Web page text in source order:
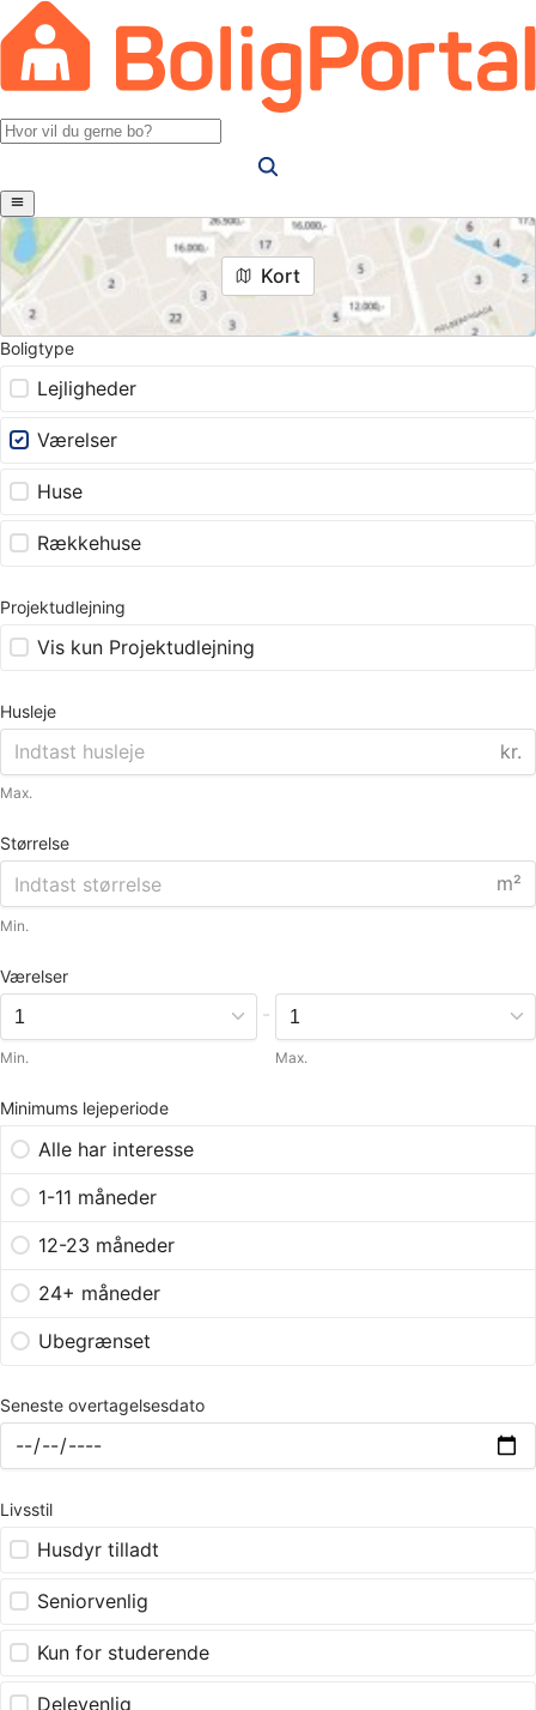
Kort
Boligtype
Lejligheder
Værelser
Huse
Rækkehuse
Projektudlejning
Vis kun Projektudlejning
Husleje
kr.
Max.
Størrelse
m²
Min.
Værelser
Min.
-
Max.
Minimums lejeperiode
Alle har interesse
1-11 måneder
12-23 måneder
24+ måneder
Ubegrænset
Seneste overtagelsesdato
Livsstil
Husdyr tilladt
Seniorvenlig
Kun for studerende
Delevenlig